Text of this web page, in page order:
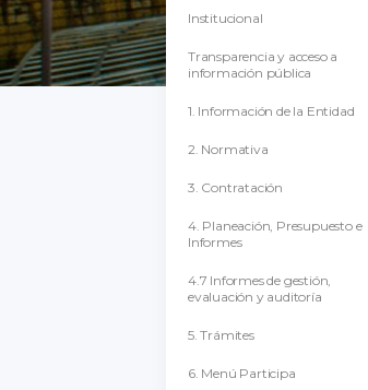
Institucional
Transparencia y acceso a
información pública
1. Información de la Entidad
2. Normativa
3. Contratación
4. Planeación, Presupuesto e
Informes
4.7 Informes de gestión,
evaluación y auditoría
5. Trámites
6. Menú Participa